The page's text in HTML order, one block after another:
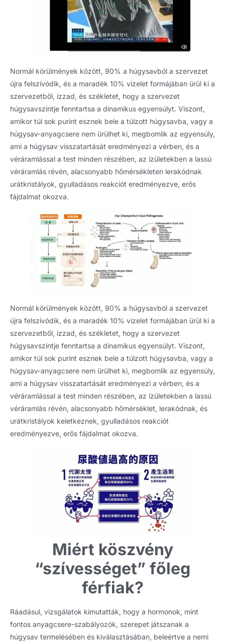
Normál körülmények között, 90% a húgysavból a szervezet
újra felszívódik, és a maradék 10% vizelet formájában ürül ki a
szervezetből, izzad, és székletet, hogy a szervezet
húgysavszintje fenntartsa a dinamikus egyensúlyt. Viszont,
amikor túl sok purint esznek bele a túlzott húgysavba, vagy a
húgysav-anyagcsere nem ürülhet ki, megbomlik az egyensúly,
ami a húgysav visszatartását eredményezi a vérben, és a
véráramlással a test minden részében, az ízületekben a lassú
véráramlás révén, alacsonyabb hőmérsékleten lerakódnak
urátkristályok, gyulladásos reakciót eredményezve, erős
fájdalmat okozva.
Normál körülmények között, 90% a húgysavból a szervezet
újra felszívódik, és a maradék 10% vizelet formájában ürül ki a
szervezetből, izzad, és székletet, hogy a szervezet
húgysavszintje fenntartsa a dinamikus egyensúlyt. Viszont,
amikor túl sok purint esznek bele a túlzott húgysavba, vagy a
húgysav-anyagcsere nem ürülhet ki, megbomlik az egyensúly,
ami a húgysav visszatartását eredményezi a vérben, és a
véráramlással a test minden részében, az ízületekben a lassú
véráramlás révén, alacsonyabb hőmérséklet, lerakódnak, és
urátkristályok keletkeznek, gyulladásos reakciót
eredményezve, erős fájdalmat okozva.
Miért köszvény
“szívességet” főleg
férfiak?
Ráadásul, vizsgálatok kimutatták, hogy a hormonok, mint
fontos anyagcsere-szabályozók, szerepet játszanak a
húgysav termelésében és kiválasztásában, beleértve a nemi